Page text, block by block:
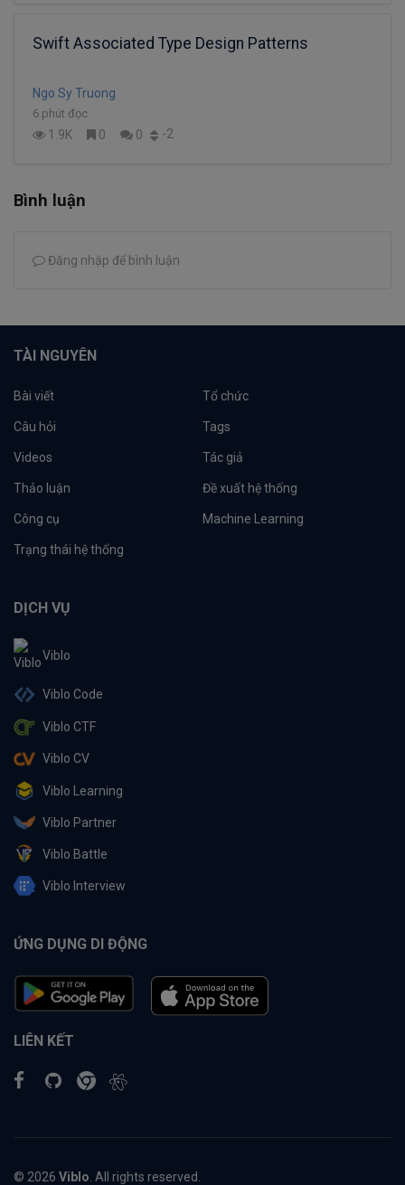
Swift Associated Type Design Patterns
Ngo Sy Truong
6 phút đọc
1.9K 0 0 -2
Bình luận
Đăng nhập để bình luận
TÀI NGUYÊN
Bài viết Tổ chức
Câu hỏi Tags
Videos Tác giả
Thảo luận Đề xuất hệ thống
Công cụ Machine Learning
Trạng thái hệ thống
DỊCH VỤ
Viblo
Viblo Code
Viblo CTF
Viblo CV
Viblo Learning
Viblo Partner
Viblo Battle
Viblo Interview
ỨNG DỤNG DI ĐỘNG
LIÊN KẾT
© 2026 Viblo . All rights reserved.